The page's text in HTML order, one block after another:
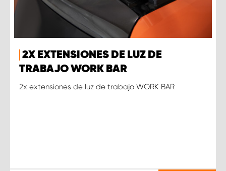
2X EXTENSIONES DE LUZ DE
TRABAJO WORK BAR
2x extensiones de luz de trabajo WORK BAR